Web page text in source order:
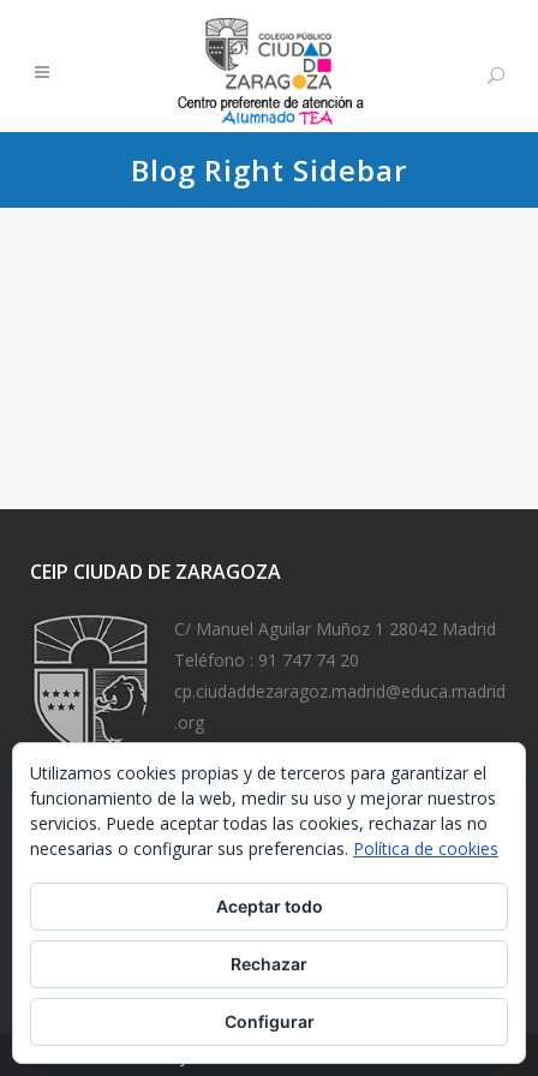
Blog Right Sidebar
CEIP CIUDAD DE ZARAGOZA
C/ Manuel Aguilar Muñoz 1 28042 Madrid
Teléfono : 91 747 74 20
cp.ciudaddezaragoz.madrid@educa.madrid
.org
Utilizamos cookies propias y de terceros para garantizar el
funcionamiento de la web, medir su uso y mejorar nuestros
servicios. Puede aceptar todas las cookies, rechazar las no
necesarias o configurar sus preferencias. Política de cookies
Aceptar todo
Rechazar
Configurar